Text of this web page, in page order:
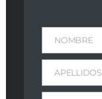
2007
249,00€ IVA Incl
1,7 kg
NOMBRE
APELLIDOS